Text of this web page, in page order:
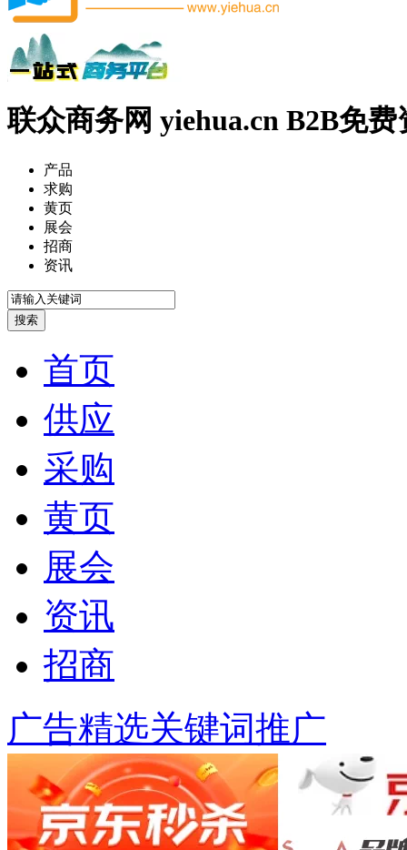
联众商务网 yiehua.cn B2B免
产品
求购
黄页
展会
招商
资讯
首页
供应
采购
黄页
展会
资讯
招商
广告精选关键词推广